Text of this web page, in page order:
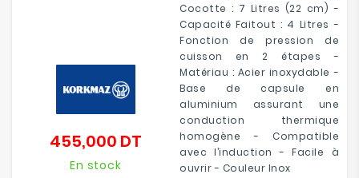
Cocotte : 7 Litres (22 cm) -
Capacité Faitout : 4 Litres -
Fonction de pression de
cuisson en 2 étapes -
Matériau : Acier inoxydable -
Base de capsule en
aluminium assurant une
conduction thermique
homogène - Compatible
avec l’induction - Facile à
ouvrir - Couleur Inox
455,000 DT
En stock